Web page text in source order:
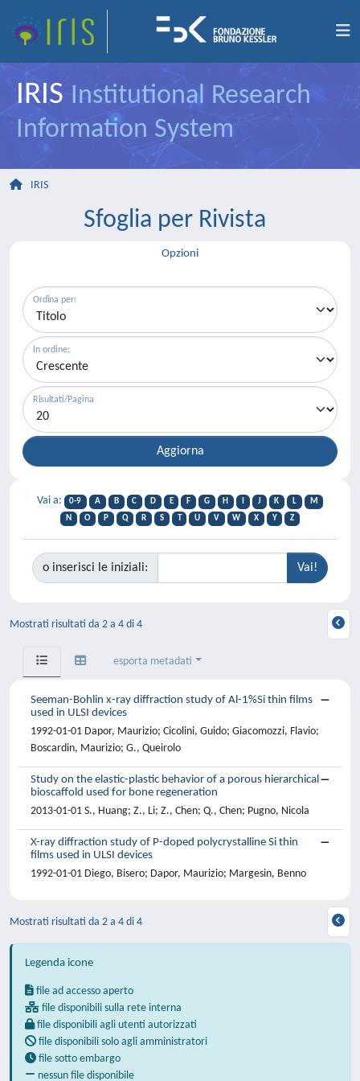
IRIS Institutional Research
Information System
IRIS
Sfoglia per Rivista
Opzioni
Ordina per:
In ordine:
Risultati/Pagina
Vai a: 0-9 A B C D E F G H J K L
M
N
O P Q R S T U V W X Y Z
o inserisci le iniziali:
Mostrati risultati da 2 a 4 di 4
esporta metadati
Seeman-Bohlin x-ray diffraction study of Al-1%Si thin films
used in ULSI devices
1992-01-01 Dapor, Maurizio; Cicolini, Guido; Giacomozzi, Flavio;
Boscardin, Maurizio; G., Queirolo
Study on the elastic-plastic behavior of a porous hierarchical
bioscaffold used for bone regeneration
2013-01-01 S., Huang; Z., Li; Z., Chen; Q., Chen; Pugno, Nicola
X-ray diffraction study of P-doped polycrystalline Si thin
films used in ULSI devices
1992-01-01 Diego, Bisero; Dapor, Maurizio; Margesin, Benno
Mostrati risultati da 2 a 4 di 4
Legenda icone
file ad accesso aperto
file disponibili sulla rete interna
file disponibili agli utenti autorizzati
file disponibili solo agli amministratori
file sotto embargo
nessun file disponibile